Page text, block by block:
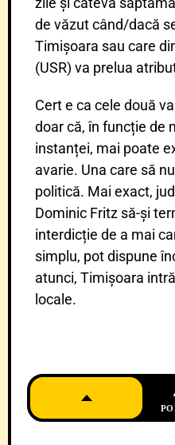
de văzut când/dacă
Timișoara sau care
(USR) va prelua
Cert e ca cele două
doar că, în funcție de
instanței, mai poate
avarie. Una care să
politică. Mai exact,
Dominic Fritz să-și
interdicție de a mai
simplu, pot dispune
atunci, Timișoara
locale.